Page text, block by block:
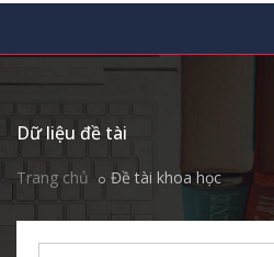
Dữ liệu đề tài
Trang chủ Đề tài khoa học